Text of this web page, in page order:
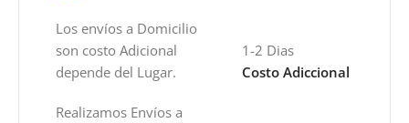
Los envíos a Domicilio
son costo Adicional
depende del Lugar.
Realizamos Envíos a
1-2 Dias
Costo Adiccional